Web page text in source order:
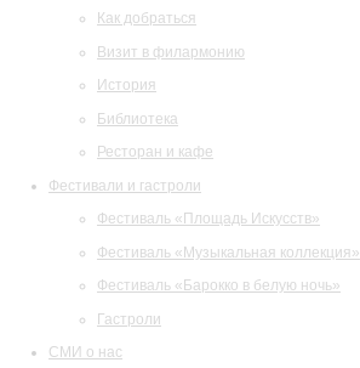
Как добраться
Визит в филармонию
История
Библиотека
Ресторан и кафе
Фестивали и гастроли
Фестиваль «Площадь Искусств»
Фестиваль «Музыкальная коллекция»
Фестиваль «Барокко в белую ночь»
Гастроли
СМИ о нас